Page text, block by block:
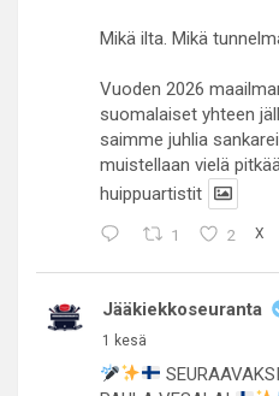
Mikä ilta. Mikä
Vuoden 2026
suomalaiset yhteen
saimme juhlia
muistellaan vielä
huippuartistit
1 2 X
Jääkiekkoseuranta
1 kesä